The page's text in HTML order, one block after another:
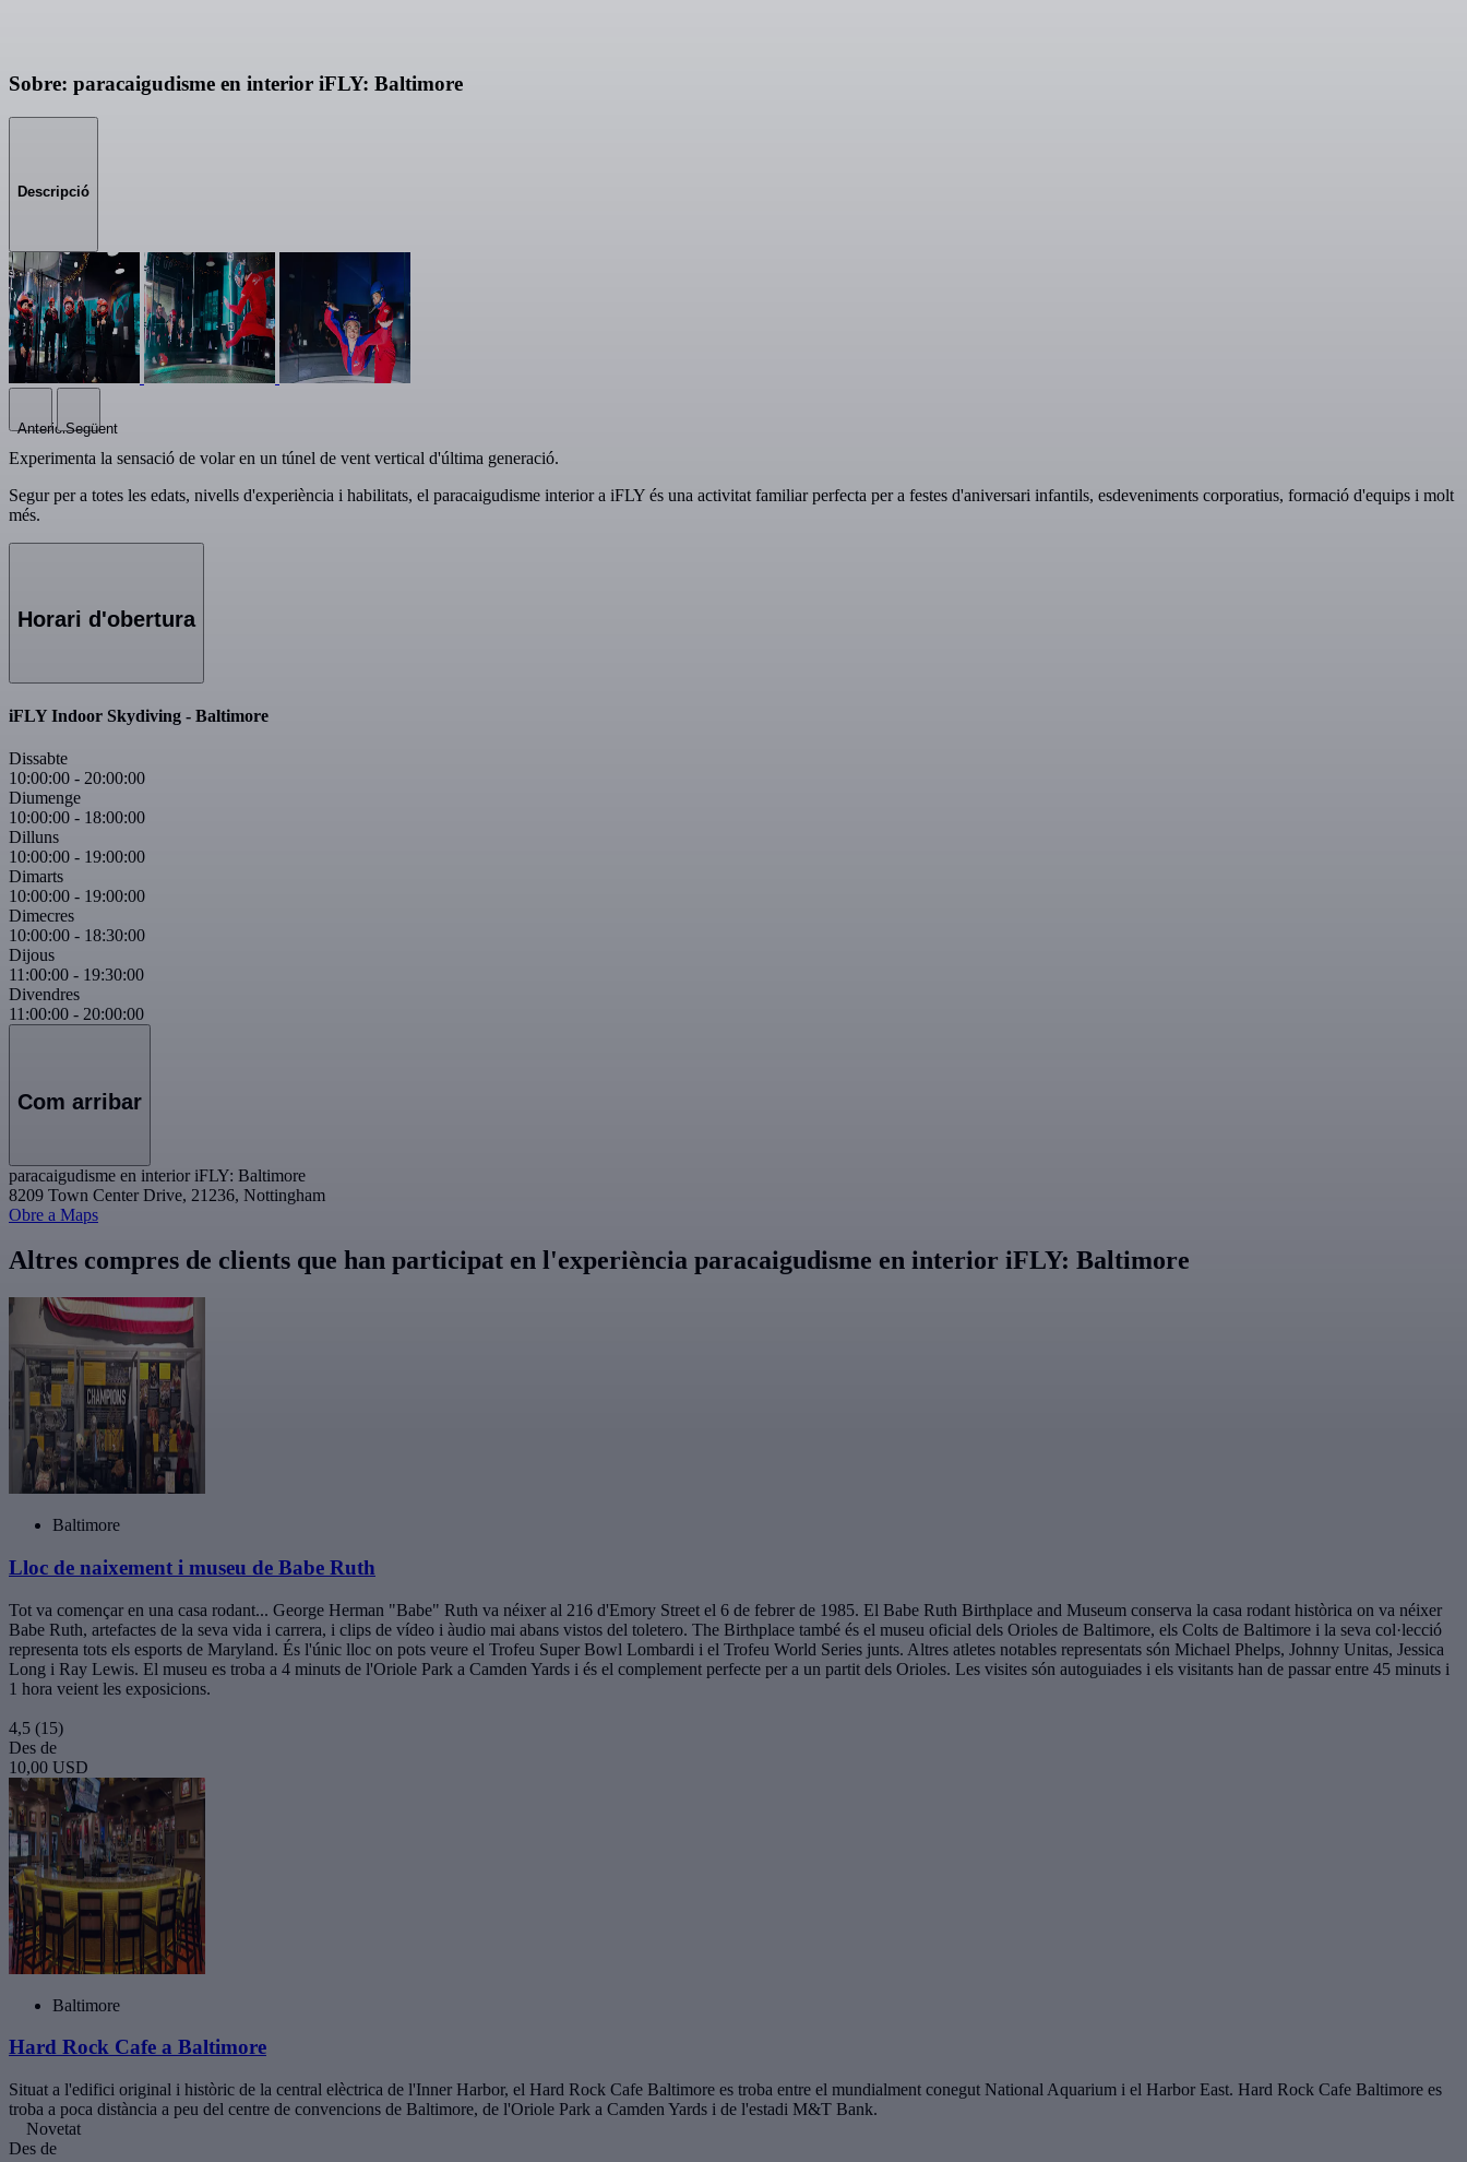
Sobre: paracaigudisme en interior iFLY: Baltimore
Descripció
AnteriorSegüent
Experimenta la sensació de volar en un túnel de vent vertical d'última generació.
Segur per a totes les edats, nivells d'experiència i habilitats, el paracaigudisme interior a iFLY és una activitat familiar perfecta per a festes d'aniversari infantils, esdeveniments corporatius, formació d'equips i molt
més.
Horari d'obertura
iFLY Indoor Skydiving - Baltimore
Dissabte
10:00:00 - 20:00:00
Diumenge
10:00:00 - 18:00:00
Dilluns
10:00:00 - 19:00:00
Dimarts
10:00:00 - 19:00:00
Dimecres
10:00:00 - 18:30:00
Dijous
11:00:00 - 19:30:00
Divendres
11:00:00 - 20:00:00
Com arribar
paracaigudisme en interior iFLY: Baltimore
8209 Town Center Drive, 21236, Nottingham
Obre a Maps
Altres compres de clients que han participat en l'experiència paracaigudisme en interior iFLY: Baltimore
Baltimore
Lloc de naixement i museu de Babe Ruth
Tot va començar en una casa rodant... George Herman "Babe" Ruth va néixer al 216 d'Emory Street el 6 de febrer de 1985. El Babe Ruth Birthplace and Museum conserva la casa rodant històrica on va néixer
Babe Ruth, artefactes de la seva vida i carrera, i clips de vídeo i àudio mai abans vistos del toletero. The Birthplace també és el museu oficial dels Orioles de Baltimore, els Colts de Baltimore i la seva col·lecció
representa tots els esports de Maryland. És l'únic lloc on pots veure el Trofeu Super Bowl Lombardi i el Trofeu World Series junts. Altres atletes notables representats són Michael Phelps, Johnny Unitas, Jessica
Long i Ray Lewis. El museu es troba a 4 minuts de l'Oriole Park a Camden Yards i és el complement perfecte per a un partit dels Orioles. Les visites són autoguiades i els visitants han de passar entre 45 minuts i
1 hora veient les exposicions.
4,5 (15)
Des de
10,00 USD
Baltimore
Hard Rock Cafe a Baltimore
Situat a l'edifici original i històric de la central elèctrica de l'Inner Harbor, el Hard Rock Cafe Baltimore es troba entre el mundialment conegut National Aquarium i el Harbor East. Hard Rock Cafe Baltimore es
troba a poca distància a peu del centre de convencions de Baltimore, de l'Oriole Park a Camden Yards i de l'estadi M&T Bank.
Novetat
Des de